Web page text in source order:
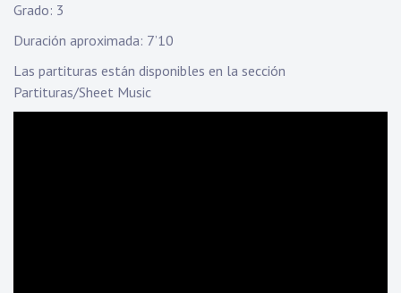
Grado: 3
Duración aproximada: 7’10
Las partituras están disponibles en la sección
Partituras/Sheet Music